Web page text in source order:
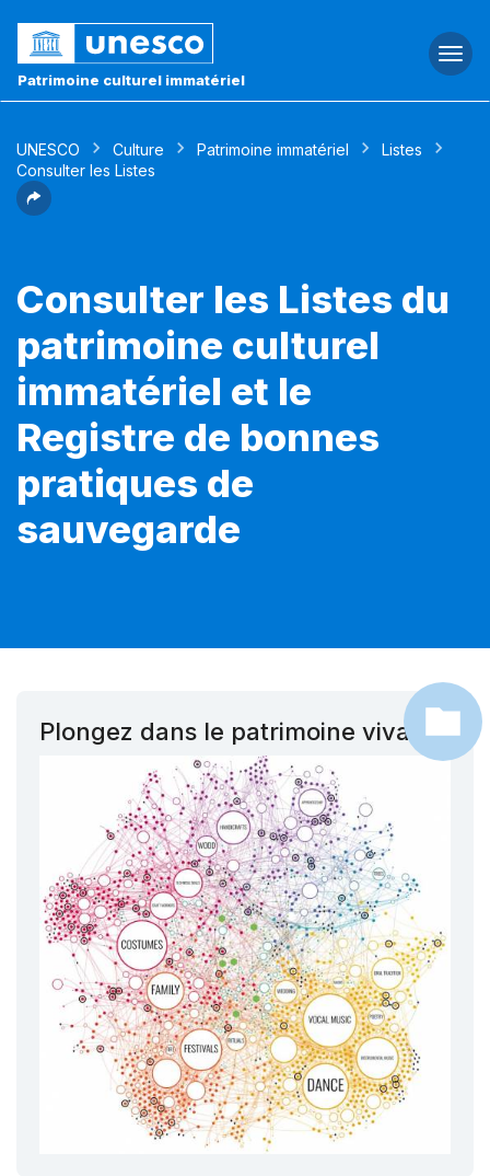
Patrimoine culturel immatériel
UNESCO Culture Patrimoine immatériel
Listes
Consulter les Listes
Consulter les Listes du
patrimoine culturel
immatériel et le
Registre de bonnes
pratiques de
sauvegarde
Plongez dans le patrimoine vivant !